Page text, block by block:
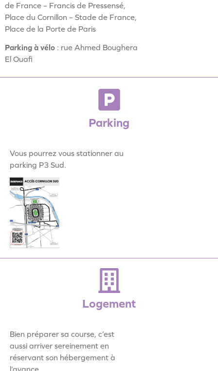
de France – Francis de Pressensé,
Place du Cornillon – Stade de France,
Place de la Porte de Paris
Parking à vélo : rue Ahmed Boughera
El Ouafi
Parking
Vous pourrez vous stationner au
parking P3 Sud.
Logement
Bien préparer sa course, c’est
aussi arriver sereinement en
réservant son hébergement à